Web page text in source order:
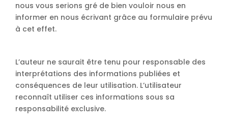
nous vous serions gré de bien vouloir nous en
informer en nous écrivant grâce au formulaire prévu
à cet effet.
L’auteur ne saurait être tenu pour responsable des
interprétations des informations publiées et
conséquences de leur utilisation. L’utilisateur
reconnaît utiliser ces informations sous sa
responsabilité exclusive.